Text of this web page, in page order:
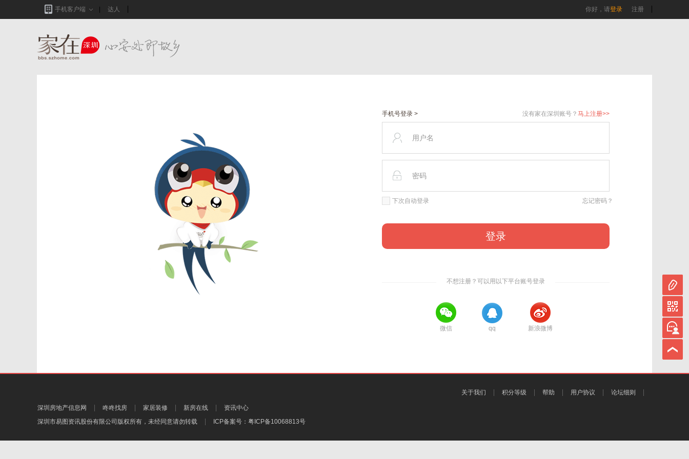
手机客户端 达人 你好，请登录 注册
手机号登录 > 没有家在深圳账号？ 马上注册>>
下次自动登录 忘记密码？
登录
不想注册？可以用以下平台账号登录
微信 qq 新浪微博
深圳房地产信息网 咚咚找房 家居装修 新房在线
资讯中心
深圳市易图资讯股份有限公司 版权所有，未经同意请勿转载 ICP备案号： 粤ICP备10068813号
关于我们 积分等级 帮助 用户协议 论坛细则